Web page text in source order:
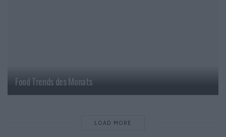
Food Trends des Monats
LOAD MORE